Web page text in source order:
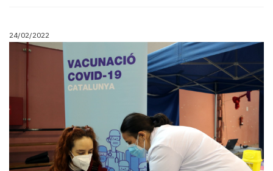
del
Pallars
Contingut
patrocinat
Lo
més
llegit...
Editorial
24/02/2022